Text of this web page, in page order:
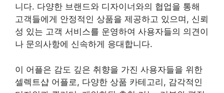
니다. 다양한 브랜드와 디자이너와의 협업을 통해
고객들에게 안정적인 상품을 제공하고 있으며, 신뢰
성 있는 고객 서비스를 운영하여 사용자들의 의견이
나 문의사항에 신속하게 응대합니다.
이 어플은 감도 깊은 취향을 가진 사용자들을 위한
셀렉트샵 어플로, 다양한 상품 카테고리, 감각적인